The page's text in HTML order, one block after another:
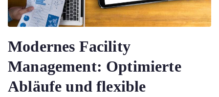
Modernes Facility
Management: Optimierte
Abläufe und flexible